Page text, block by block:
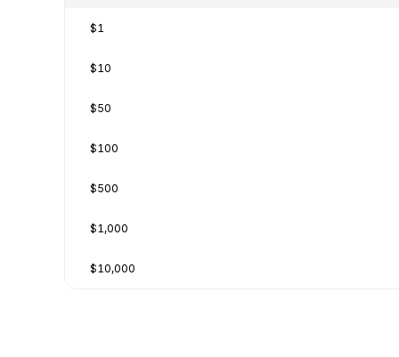
$1
$10
$50
$100
$500
$1,000
$10,000